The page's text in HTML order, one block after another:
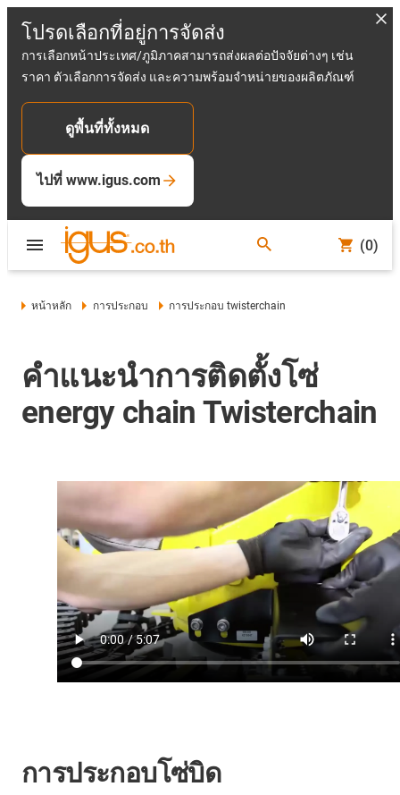
โปรดเลือกที่อยู่การจัดส่ง
การเลือกหน้าประเทศ/ภูมิภาคสามารถส่งผลต่อปัจจัยต่างๆ เช่น
ราคา ตัวเลือกการจัดส่ง และความพร้อมจำหน่ายของผลิตภัณฑ์
ดูพื้นที่ทั้งหมด
ไปที่ www.igus.com
(0)
หน้าหลัก การประกอบ การประกอบ twisterchain
คำแนะนำการติดตั้งโซ่
energy chain Twisterchain
การประกอบโซ่บิด